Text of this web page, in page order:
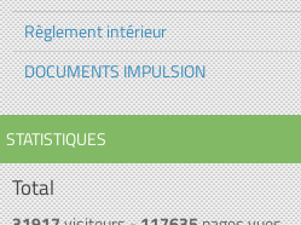
Règlement intérieur
DOCUMENTS IMPULSION
STATISTIQUES
Total